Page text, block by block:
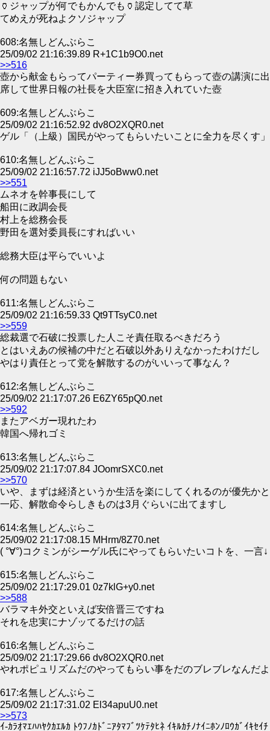
🏺ジャップが何でもかんでも🏺認定してて草
てめえが死ねよクソジャップ
608:名無しどんぶらこ
25/09/02 21:16:39.89 R+1C1b9O0.net
>>516
壺から献金もらってパーティー券買ってもらって壺の講演に出
席して世界日報の社長を大臣室に招き入れていた壺
609:名無しどんぶらこ
25/09/02 21:16:52.92 dv8O2XQR0.net
ゲル「（上級）国民がやってもらいたいことに全力を尽くす」
610:名無しどんぶらこ
25/09/02 21:16:57.72 iJJ5oBww0.net
>>551
ムネオを幹事長にして
船田に政調会長
村上を総務会長
野田を選対委員長にすればいい
総務大臣は平らでいいよ
何の問題もない
611:名無しどんぶらこ
25/09/02 21:16:59.33 Qt9TTsyC0.net
>>559
総裁選で石破に投票した人こそ責任取るべきだろう
とはいえあの候補の中だと石破以外ありえなかったわけだし
やはり責任とって党を解散するのがいいって事なん？
612:名無しどんぶらこ
25/09/02 21:17:07.26 E6ZY65pQ0.net
>>592
またアベガー現れたわ
韓国へ帰れゴミ
613:名無しどんぶらこ
25/09/02 21:17:07.84 JOomrSXC0.net
>>570
いや、まずは経済というか生活を楽にしてくれるのが優先かと
一応、解散命令らしきものは3月ぐらいに出てますし
614:名無しどんぶらこ
25/09/02 21:17:08.15 MHrm/8Z70.net
( °∀°)コクミンがシーゲル氏にやってもらいたいコトを、一言↓
615:名無しどんぶらこ
25/09/02 21:17:29.01 0z7klG+y0.net
>>588
バラマキ外交といえば安倍晋三ですね
それを忠実にナゾッてるだけの話
616:名無しどんぶらこ
25/09/02 21:17:29.66 dv8O2XQR0.net
やれポピュリズムだのやってもらい事をだのブレブレなんだよ
617:名無しどんぶらこ
25/09/02 21:17:31.02 El34apuU0.net
>>573
ｲ-ｶﾗｵﾏｴﾊﾊﾔｸｶｴﾙｶ ﾄｳﾌﾉｶﾄﾞﾆｱﾀﾏﾌﾞﾂｹﾃﾀﾋﾈ ｲｷﾙｶﾁﾉﾅｲﾆﾎﾝﾉﾛｳｶﾞｲｷｾｲﾁ